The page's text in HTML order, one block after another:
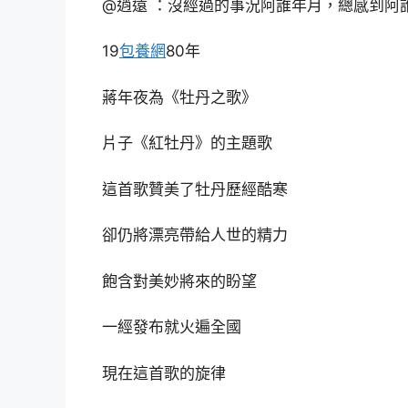
@逍遠 ：沒經過的事況阿誰年月，總感到阿
19包養網80年
蔣年夜為《牡丹之歌》
片子《紅牡丹》的主題歌
這首歌贊美了牡丹歷經酷寒
卻仍將漂亮帶給人世的精力
飽含對美妙將來的盼望
一經發布就火遍全國
現在這首歌的旋律